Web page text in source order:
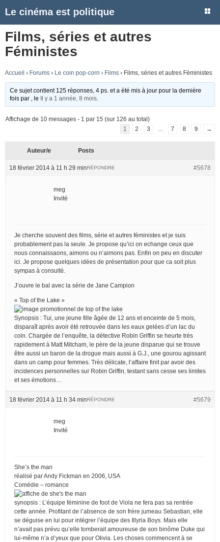
Le cinéma est politique
Films, séries et autres
Féministes
Accueil › Forums › Le coin pop-corn › Films › Films, séries et autres Féministes
Ce sujet contient 125 réponses, 4 ps. et a été mis à jour pour la dernière
fois par
, le Il y a 1 année, 8 mois
Affichage de 10 messages - 1 par 15 (sur 126 au total)
1
2 3 7 8 9 →
Auteur/e Posts
18 février 2014 à 11 h 29 min #5678
RÉPONDRE
meg
Invité
Je cherche souvent des films, série et autres féministes et je suis
probablement pas la seule. Je propose qu’ici on echange ceux que
nous connaissaons, aimons ou n’aimons pas. Enfin on peu en discuter
ici. Je propose quelques idées de présentation pour que ca soit plus
sympas à consulté.
J’ouvre le bal avec la série de Jane Campion
« Top of the Lake »
Synopsis : Tui, une jeune fille âgée de 12 ans et enceinte de 5 mois,
disparaît après avoir été retrouvée dans les eaux gelées d’un lac du
coin. Chargée de l’enquête, la détective Robin Griffin se heurte très
rapidement à Matt Mitcham, le père de la jeune disparue qui se trouve
être aussi un baron de la drogue mais aussi à G.J., une gourou agissant
dans un camp pour femmes. Très délicate, l’affaire finit par avoir des
incidences personnelles sur Robin Griffin, testant sans cesse ses limites
et ses émotions…
18 février 2014 à 11 h 34 min #5679
RÉPONDRE
meg
Invité
She’s the man
réalisé par Andy Fickman en 2006, USA
Comédie – romance
synopsis : L’équipe féminine de foot de Viola ne fera pas sa rentrée
cette année. Profitant de l’absence de son frère jumeau Sebastian, elle
se déguise en lui pour intégrer l’équipe des Illyria Boys. Mais elle
n’avait pas prévu qu’elle tomberait amoureuse de son binôme Duke qui
lui-même n’a d’yeux que pour Olivia. Les choses commencent à se